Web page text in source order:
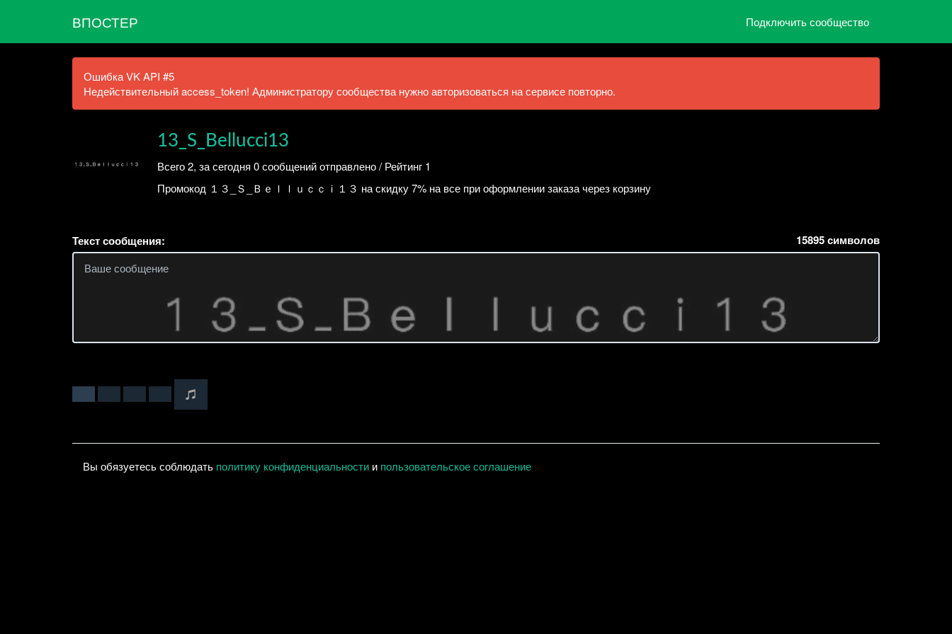
ВПОСТЕР Подключить сообщество
Ошибка VK API #5
Недействительный access_token! Администратору сообщества нужно авторизоваться на сервисе повторно.
13_S_Bellucci13
Всего 2, за сегодня 0 сообщений отправлено / Рейтинг 1
Промокод １３_Ｓ_Ｂｅｌｌｕｃｃｉ１３ на скидку 7% на все при оформлении заказа через корзину
Текст сообщения: 15895символов
Вы обязуетесь соблюдать политику конфиденциальности и пользовательское соглашение